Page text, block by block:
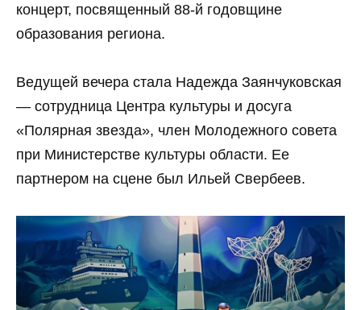
концерт, посвященный 88-й годовщине
образования региона.
Ведущей вечера стала Надежда Заянчуковская
— сотрудница Центра культуры и досуга
«Полярная звезда», член Молодежного совета
при Министерстве культуры области. Ее
партнером на сцене был Ильей Свербеев.